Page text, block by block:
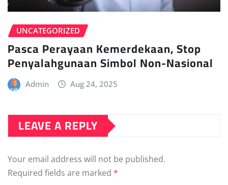
UNCATEGORIZED
Pasca Perayaan Kemerdekaan, Stop
Penyalahgunaan Simbol Non-Nasional
Admin Aug 24, 2025
LEAVE A REPLY
Your email address will not be published.
Required fields are marked *